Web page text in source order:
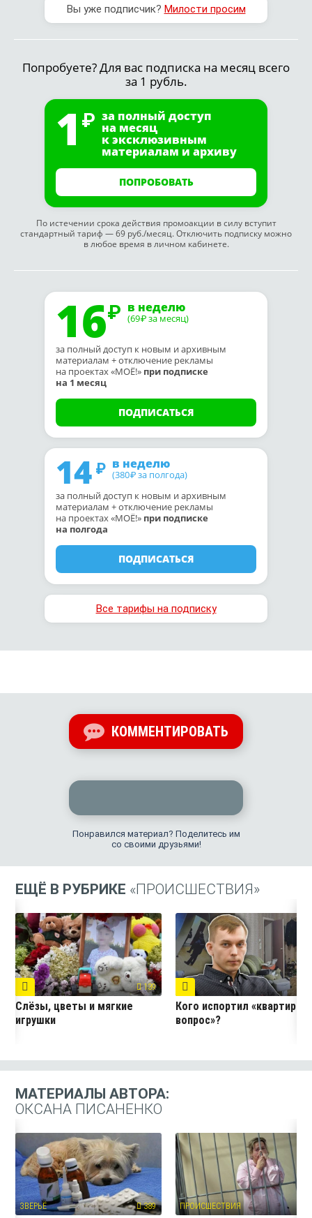
Вы уже подписчик? Милости просим
Попробуете? Для вас подписка на месяц всего
за 1 рубль.
1 за полный доступ
на месяц
к эксклюзивным
материалам и архиву
ПОПРОБОВАТЬ
По истечении срока действия промоакции в силу вступит
стандартный тариф — 69 руб./месяц. Отключить подписку можно
в любое время в личном кабинете.
16 в неделю
(69₽ за месяц)
за полный доступ к новым и архивным
материалам + отключение рекламы
на проектах «МОЁ!» при подписке
на 1 месяц
ПОДПИСАТЬСЯ
14 в неделю
(380₽ за полгода)
за полный доступ к новым и архивным
материалам + отключение рекламы
на проектах «МОЁ!» при подписке
на полгода
ПОДПИСАТЬСЯ
Все тарифы на подписку
КОММЕНТИРОВАТЬ
Понравился материал? Поделитесь им
со своими друзьями!
ЕЩЁ В РУБРИКЕ «ПРОИСШЕСТВИЯ»
139
Слёзы, цветы и мягкие
игрушки
Кого испортил
вопрос»?
МАТЕРИАЛЫ АВТОРА:
ОКСАНА ПИСАНЕНКО
ЗВЕРЬЁ 389 ПРОИСШЕСТВИЯ